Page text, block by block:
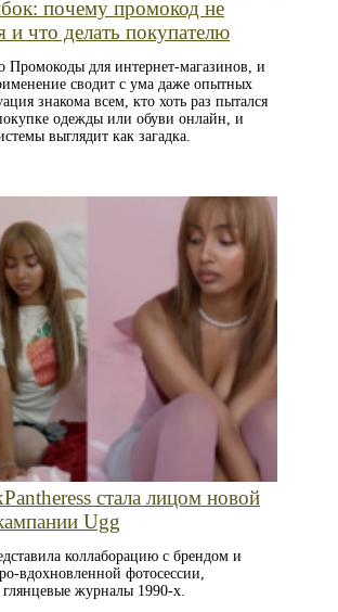
почему промокод не
и что делать покупателю
для интернет-магазинов, и
сводит с ума даже опытных
знакома всем, кто хоть раз пытался
одежды или обуви онлайн, и
выглядит как загадка.
стала лицом новой
Ugg
коллаборацию с брендом и
вдохновленной фотосессии,
журналы 1990-х.